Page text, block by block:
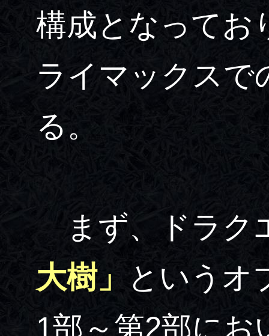
構成となってお
ライマックスで
る。
まず、ドラク
大樹」 というオ
1部～第2部にお